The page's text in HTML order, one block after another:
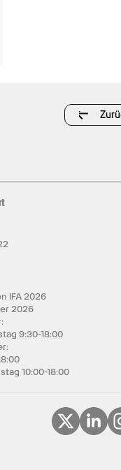
IFA 2026
2026
9:30-18:00
10:00-18:00